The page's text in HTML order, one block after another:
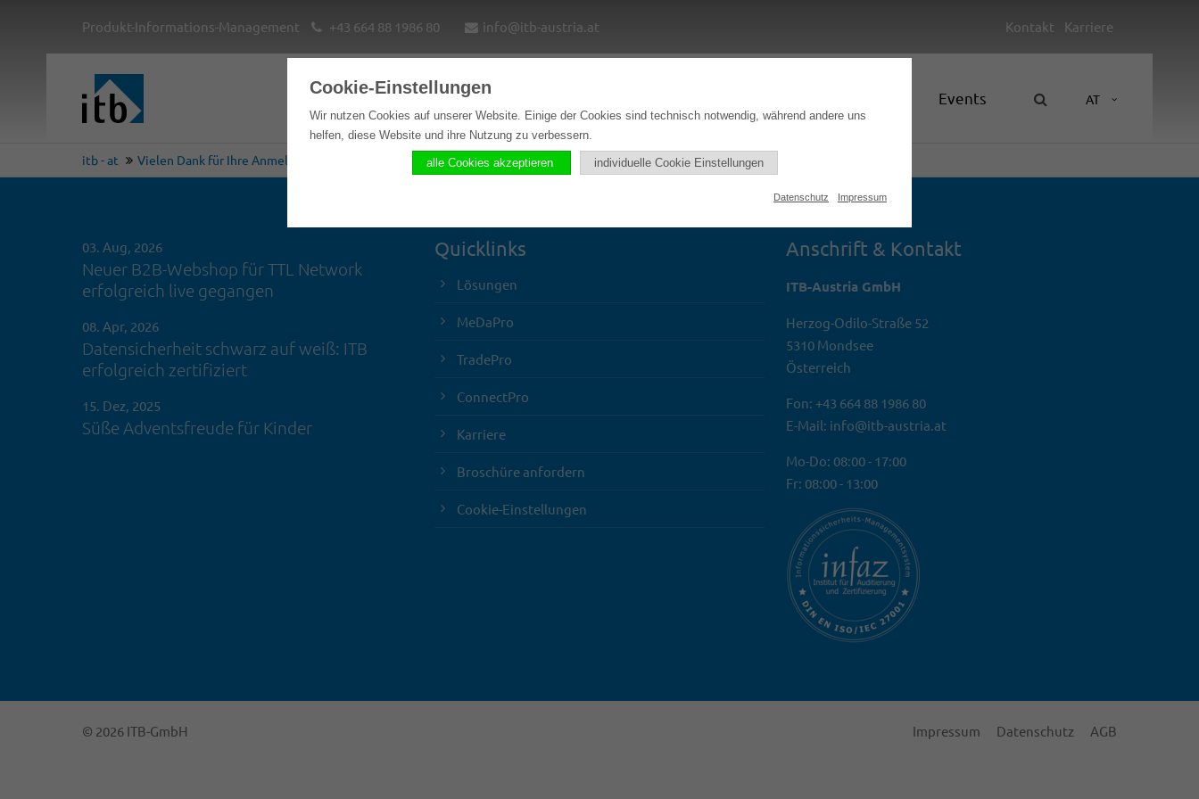
Kontakt Karriere
Produkt-Informations-Management +43 664 88 1986 80 info@itb-austria.at
AT
Home Lösungen Events
itb - at Vielen Dank für Ihre Anmeldung
03. Aug, 2026
Neuer B2B-Webshop für TTL Network
erfolgreich live gegangen
08. Apr, 2026
Datensicherheit schwarz auf weiß: ITB
erfolgreich zertifiziert
15. Dez, 2025
Süße Adventsfreude für Kinder
Quicklinks
Lösungen
MeDaPro
TradePro
ConnectPro
Karriere
Broschüre anfordern
Cookie-Einstellungen
Anschrift & Kontakt
ITB-Austria GmbH
Herzog-Odilo-Straße 52
5310 Mondsee
Österreich
Fon: +43 664 88 1986 80
E-Mail: info@itb-austria.at
Mo-Do: 08:00 - 17:00
Fr: 08:00 - 13:00
© 2026 ITB-GmbH Impressum Datenschutz AGB
Cookie-Einstellungen
Wir nutzen Cookies auf unserer Website. Einige der Cookies sind technisch notwendig, während andere uns
helfen, diese Website und ihre Nutzung zu verbessern.
alle Cookies akzeptieren individuelle Cookie Einstellungen
Datenschutz Impressum